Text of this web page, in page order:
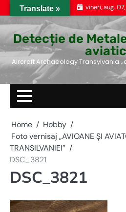
to
vineri, aug.
Detecție de
Aircraft Archaeology
Home
Hobby
Foto vernisaj „AVIOANE ŞI
TRANSILVANIEI”
DSC_3821
DSC_3821
Translate »